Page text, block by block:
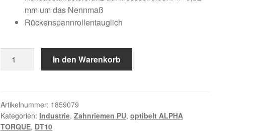
mm um das Nennmaß
Rückenspannrollentauglich
DT10
Menge
In den Warenkorb
Artikelnummer: 1859079
Kategorien: Industrie, Zahnriemen PU, optibelt ALPHA
TORQUE, DT10